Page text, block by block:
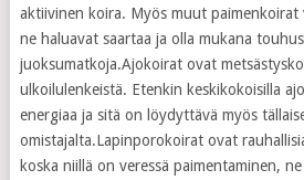
aktiivinen koira. Myös muut
ne haluavat saartaa ja olla mukana
juoksumatkoja.Ajokoirat ovat
ulkoilulenkeistä. Etenkin keskikokoisilla
energiaa ja sitä on löydyttävä myös
omistajalta.Lapinporokoirat ovat
koska niillä on veressä paimentaminen,